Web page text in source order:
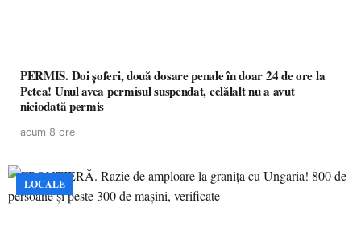
PERMIS. Doi șoferi, două dosare penale în doar 24 de ore la
Petea! Unul avea permisul suspendat, celălalt nu a avut
niciodată permis
acum 8 ore
LOCALE